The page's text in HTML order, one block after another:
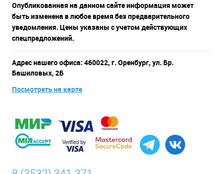
Опубликованная на данном сайте информация может
быть изменена в любое время без предварительного
уведомления. Цены указаны с учетом действующих
спецпредложений.
Адрес нашего офиса: 460022, г. Оренбург, ул. Бр.
Башиловых, 2Б
Посмотреть на карте